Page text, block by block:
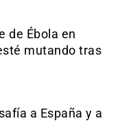
de Ébola en
mutando tras
a España y a